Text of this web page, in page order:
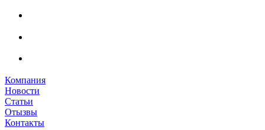
Компания
Новости
Статьи
Отызвы
Контакты